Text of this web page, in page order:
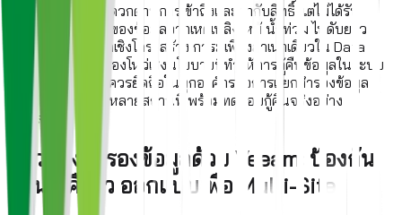
คลาวด์ให้ความสะดวกด้านการเข้าถึงและกำกับสิทธิ์ แต่ไม่ได้รับ
ประกันการอยู่รอดของข้อมูลจากเหตุเพลิงไหม้ น้ำท่วม ไฟดับยาว
หรือความผิดพลาดเชิงโครงสร้าง การมีเพียงสำเนาเดียวใน Data
Center เดียว คือช่องโหว่เชิงนโยบายที่ทำให้การกู้คืนข้อมูลในระบบ
เป็นไปไม่ได้ หลักที่ควรยึดถือในทุกองค์กรคือการแยกสำรองข้อมูล
หลายรูปแบบ และหลายสถานที่ พร้อมทดสอบกู้คืนจริงอย่าง
สม่ำเสมอ
แนวทางสำรองข้อมูลด้วย Veeam: ป้องกัน
ก่อน กู้คืนไว ออกแบบเพื่อ Multi-Site